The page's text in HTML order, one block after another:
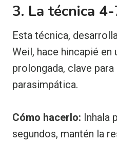
3. La técnica
Esta técnica,
Weil, hace hincapié en
prolongada, clave
parasimpática.
Cómo hacerlo: Inhala
segundos, mantén la